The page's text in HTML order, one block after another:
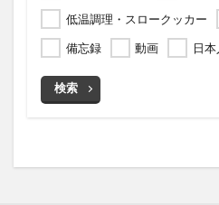
低温調理・スロークッカー
備忘録
動画 日
検索